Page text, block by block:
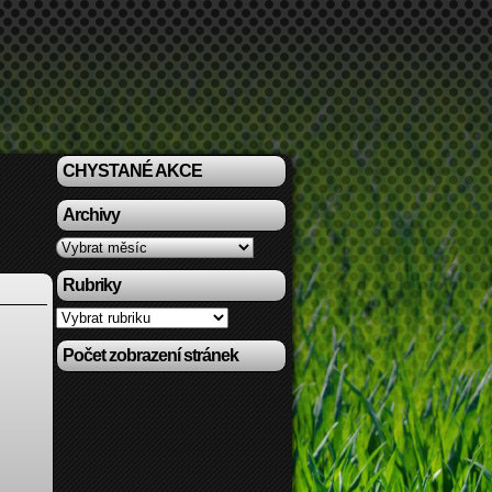
CHYSTANÉ AKCE
Archivy
Archivy
Rubriky
Rubriky
Počet zobrazení stránek